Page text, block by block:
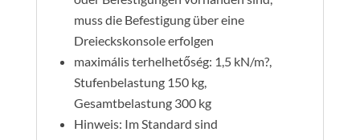
muss die Befestigung über eine
Dreieckskonsole erfolgen
maximális terhelhetőség: 1,5 kN/m?,
Stufenbelastung 150 kg,
Gesamtbelastung 300 kg
Hinweis: Im Standard sind